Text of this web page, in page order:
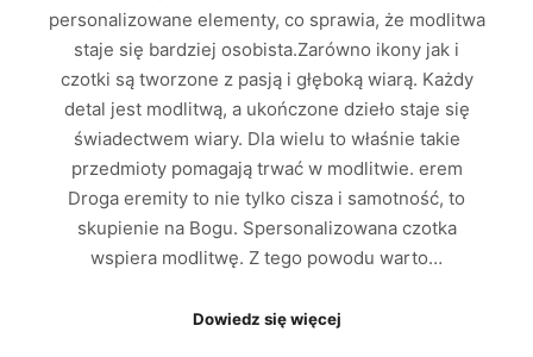
personalizowane elementy, co sprawia, że modlitwa
staje się bardziej osobista.Zarówno ikony jak i
czotki są tworzone z pasją i głęboką wiarą. Każdy
detal jest modlitwą, a ukończone dzieło staje się
świadectwem wiary. Dla wielu to właśnie takie
przedmioty pomagają trwać w modlitwie. erem
Droga eremity to nie tylko cisza i samotność, to
skupienie na Bogu. Spersonalizowana czotka
wspiera modlitwę. Z tego powodu warto…
Dowiedz się więcej